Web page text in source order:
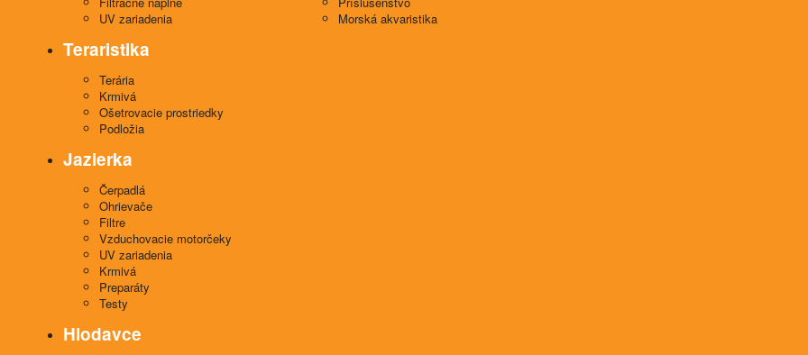
UV zariadenia
Morská akvaristika
Teraristika
Terária
Krmivá
Ošetrovacie prostriedky
Podložia
Jazierka
Čerpadlá
Ohrievače
Filtre
Vzduchovacie motorčeky
UV zariadenia
Krmivá
Preparáty
Testy
Hlodavce